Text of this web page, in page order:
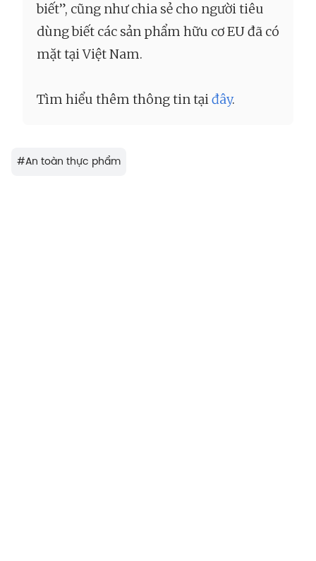
biết”, cũng như chia sẻ cho người tiêu
dùng biết các sản phẩm hữu cơ EU đã có
mặt tại Việt Nam.
Tìm hiểu thêm thông tin tạiđây.
#An toàn thực phẩm